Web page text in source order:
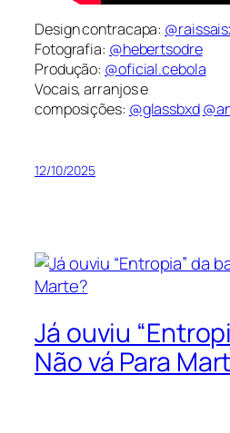
Design contracapa:
Fotografia: @hebertsodre
Produção: @oficial.cebola
Vocais, arranjos e
composições: @glassbxd
12/10/2025
Já ouviu
Não vá Para